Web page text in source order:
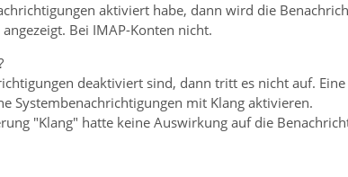
aktiviert habe, dann wird die
Bei IMAP-Konten nicht.
deaktiviert sind, dann tritt es nicht auf.
Systembenachrichtigungen mit Klang aktivieren.
"Klang" hatte keine Auswirkung auf die